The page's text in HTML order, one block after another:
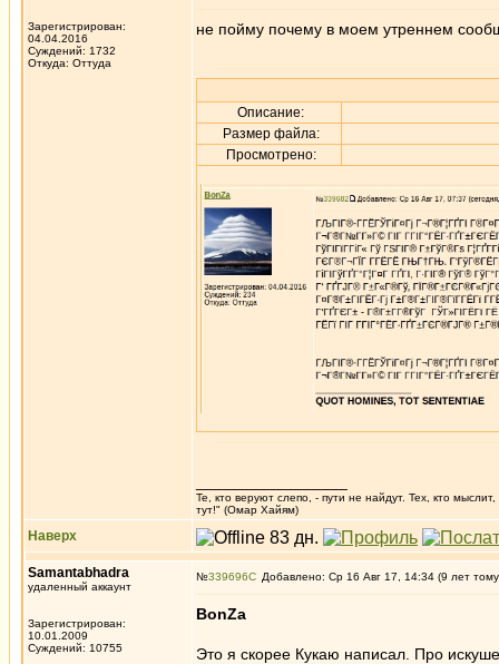
Зарегистрирован:
04.04.2016
Суждений: 1732
Откуда: Oттyдa
не пойму почему в моем утреннем
Описание:
Размер файла:
Просмотрено:
Те, кто веруют слепо, - пути не найдут. Тех, кто
тут!" (Омар Хайям)
Наверх
Samantabhadra
удаленный аккаунт
Зарегистрирован:
10.01.2009
Суждений: 10755
№339696 Добавлено: Ср 16 Авг 17, 14:34 (9 лет
BonZa
Это я скорее Кукаю написал. Про